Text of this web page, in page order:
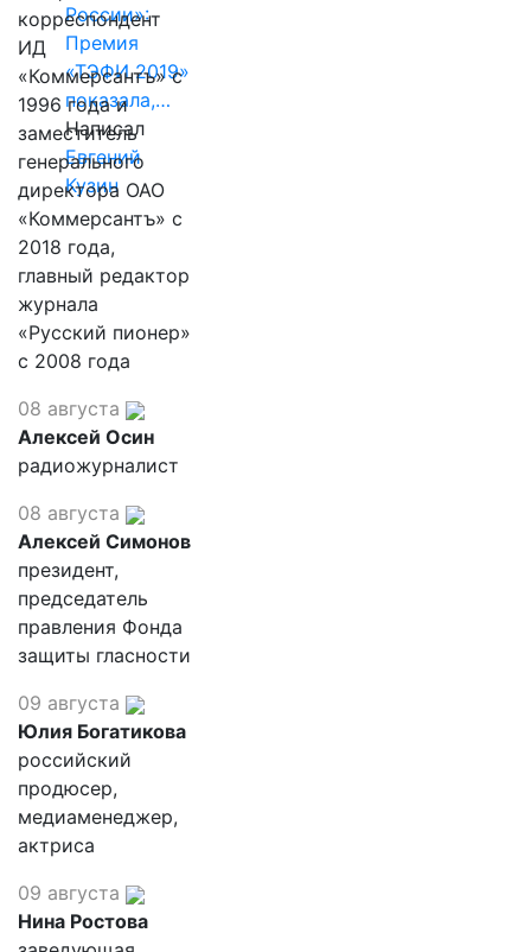
России»:
Премия
«ТЭФИ 2019»
показала,…
Написал
Евгений
Кузин
корреспондент
ИД
«Коммерсантъ» с
1996 года и
заместитель
генерального
директора ОАО
«Коммерсантъ» с
2018 года,
главный редактор
журнала
«Русский пионер»
с 2008 года
08 августа
Алексей Осин
радиожурналист
08 августа
Алексей Симонов
президент,
председатель
правления Фонда
защиты гласности
09 августа
Юлия Богатикова
российский
продюсер,
медиаменеджер,
актриса
09 августа
Нина Ростова